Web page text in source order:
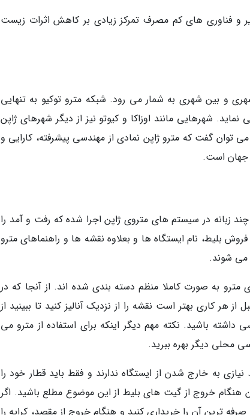
و فناوری های کم مصرف تمرکز زیادی بر کاهش اثرات زیست
و بین شهری به شمار می رود. شبکه مترو توکیو به تنهایی
می نماید. شهرهایی مانند اوزاکا و کیوتو نیز از دیگر شهرهای ژاپن
توان گفت که مترو ژاپن نمادی از مهندسی پیشرفته، کارایی و
جهان است.
زبانه در سیستم های متروی ژاپن اجرا شده که رفت و آمد را
بلیط، نام ایستگاه ها و بعلاوه نقشه ها و راهنماهای مترو
می شوند.
مترو به صورت کاملا منظم دسته بندی شده اند. از آنجا که در
هر کاری بهتر است نقشه را از نزدیک آنالیز کنید تا ببینید از
باشید. نکته مهم دیگر اینکه برای استفاده از مترو می
به خارج شدن از ایستگاه ندارند و فقط باید قطار خود را
هنگام خروج از گیت های بلیط از این موضوع مطلع باشید. اگر
ترین آن را خریداری کنید و هنگام خروج از مقصد، کرایه را